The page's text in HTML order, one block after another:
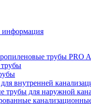
информация
трубы PRO
внутренней
трубы для наружной